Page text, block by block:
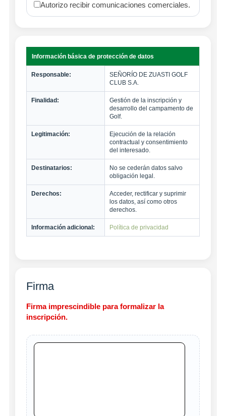
Autorizo recibir comunicaciones comerciales.
Información básica de protección de datos
Responsable:
SEÑORÍO DE ZUASTI GOLF
CLUB S.A.
Finalidad:
Gestión de la inscripción y
desarrollo del campamento de
Golf.
Legitimación:
Ejecución de la relación
contractual y consentimiento
del interesado.
Destinatarios:
No se cederán datos salvo
obligación legal.
Derechos:
Acceder, rectificar y suprimir
los datos, así como otros
derechos.
Información adicional: Política de privacidad
Firma
Firma imprescindible para formalizar la
inscripción.